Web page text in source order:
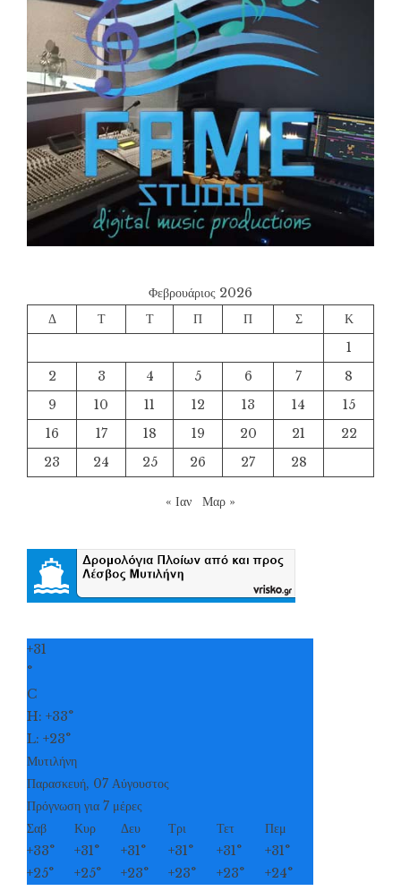
Φεβρουάριος 2026
Δ
Τ Τ Π Π Σ
Κ
1
2
3 4 5 6 7
8
9
10 11 12 13 14
15
16
17 18 19 20 21
22
23
24 25 26 27 28
« Ιαν Μαρ »
+31
°
C
H: +33°
L: +23°
Μυτιλήνη
Παρασκευή, 07 Αύγουστος
Πρόγνωση για 7 μέρες
Σαβ
Κυρ Δευ Τρι Τετ
Πεμ
+33° +31° +31° +31° +31° +31°
+25° +25° +23° +23° +23° +24°